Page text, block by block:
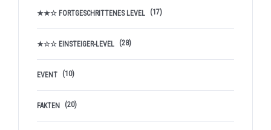
★★☆ FORTGESCHRITTENES LEVEL (17)
★☆☆ EINSTEIGER-LEVEL (28)
EVENT (10)
FAKTEN (20)